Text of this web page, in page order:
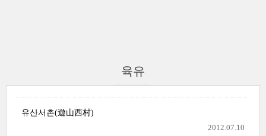
육유
유산서촌(遊山西村)
2012.07.10